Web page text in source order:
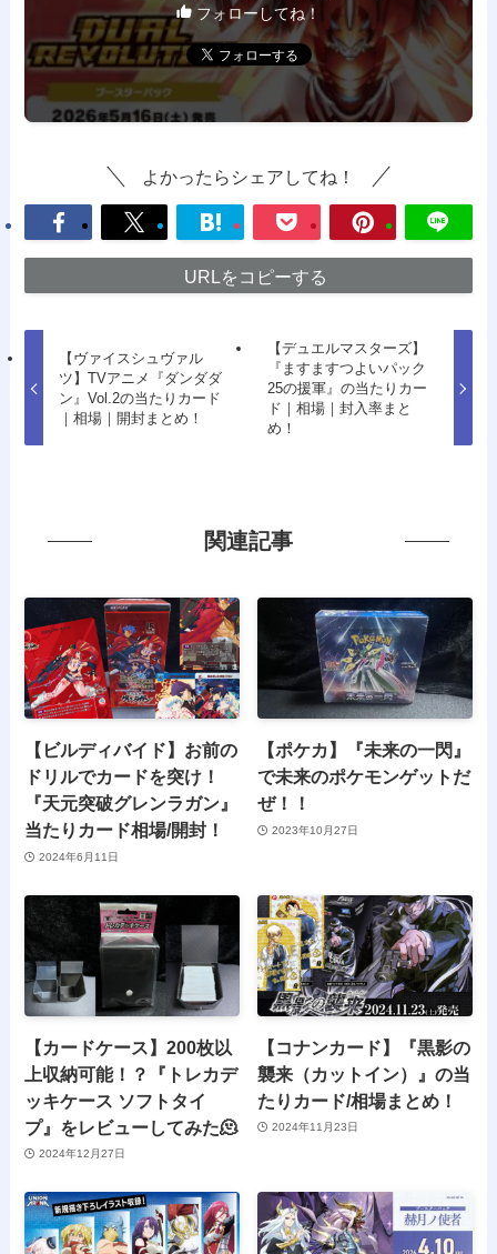
フォローしてね！
よかったらシェアしてね！
URLをコピーする
【ヴァイスシュヴァル
ツ】TVアニメ『ダンダダ
ン』Vol.2の当たりカード
｜相場｜開封まとめ！
【デュエルマスターズ】
『ますますつよいパック
25の援軍』の当たりカー
ド｜相場｜封入率まと
め！
関連記事
【ビルディバイド】お前の
ドリルでカードを突け！
『天元突破グレンラガン』
当たりカード相場/開封！
2024年6月11日
【ポケカ】『未来の一閃』
で未来のポケモンゲットだ
ぜ！！
2023年10月27日
【カードケース】200枚以
上収納可能！？『トレカデ
ッキケース ソフトタイ
プ』をレビューしてみた🫠
2024年12月27日
【コナンカード】『黒影の
襲来（カットイン）』の当
たりカード/相場まとめ！
2024年11月23日